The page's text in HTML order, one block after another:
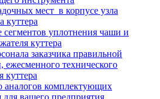
мест в корпусе узла
куттера
сегментов уплотнения чаши и
куттера
заказчика правильной
ежесменного технического
куттера
аналогов комплектующих
для вашего предприятия